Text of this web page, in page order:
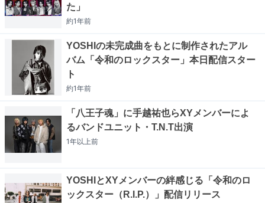
た」
約1年前
YOSHIの未完成曲をもとに制作されたアル
バム「令和のロックスター」本日配信スター
ト
約1年前
「八王子魂」に手越祐也らXYメンバーによ
るバンドユニット・T.N.T出演
1年以上前
YOSHIとXYメンバーの絆感じる「令和のロ
ックスター（R.I.P.）」配信リリース